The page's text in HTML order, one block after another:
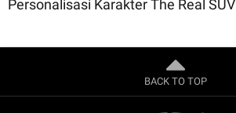
Personalisasi Karakter The Real
BACK TO TOP